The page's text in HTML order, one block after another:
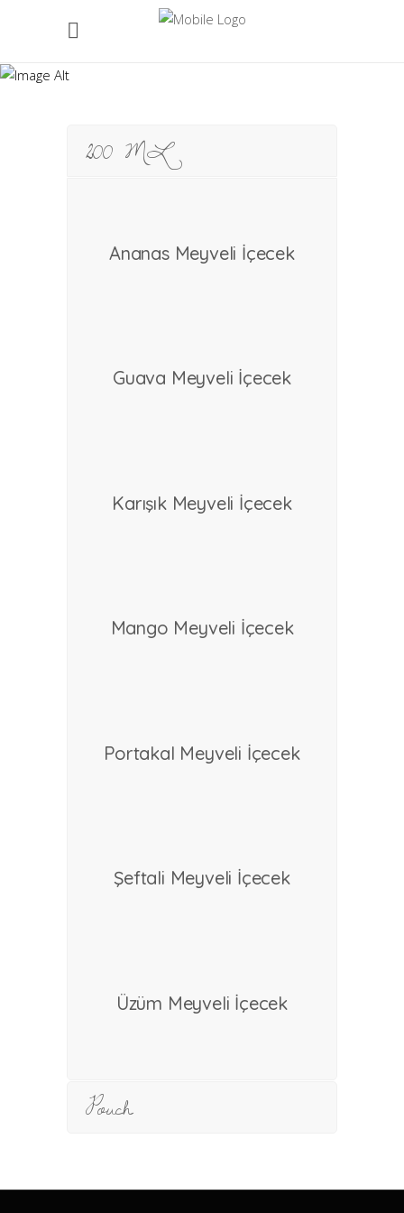
200 ML
devamını oku
Ananas Meyveli İçecek
devamını oku
Guava Meyveli İçecek
devamını oku
Karışık Meyveli İçecek
devamını oku
Mango Meyveli İçecek
devamını oku
Portakal Meyveli İçecek
devamını oku
Şeftali Meyveli İçecek
devamını oku
Üzüm Meyveli İçecek
Pouch